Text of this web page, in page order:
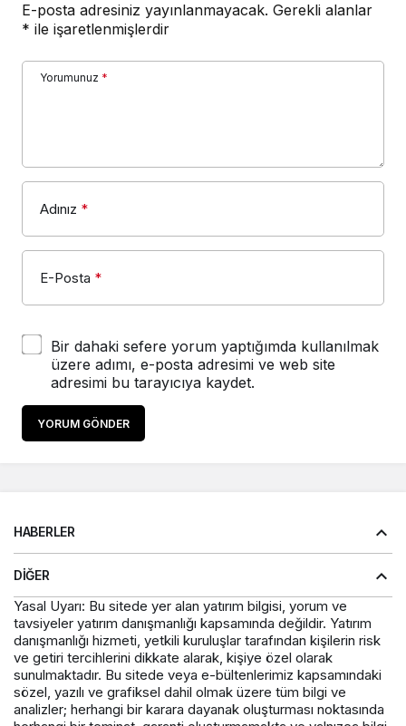
E-posta adresiniz yayınlanmayacak. Gerekli alanlar
* ile işaretlenmişlerdir
Yorumunuz *
Adınız *
E-Posta *
Bir dahaki sefere yorum yaptığımda kullanılmak
üzere adımı, e-posta adresimi ve web site
adresimi bu tarayıcıya kaydet.
YORUM GÖNDER
HABERLER
DIĞER
Yasal Uyarı: Bu sitede yer alan yatırım bilgisi, yorum ve
tavsiyeler yatırım danışmanlığı kapsamında değildir. Yatırım
danışmanlığı hizmeti, yetkili kuruluşlar tarafından kişilerin risk
ve getiri tercihlerini dikkate alarak, kişiye özel olarak
sunulmaktadır. Bu sitede veya e-bültenlerimiz kapsamındaki
sözel, yazılı ve grafiksel dahil olmak üzere tüm bilgi ve
analizler; herhangi bir karara dayanak oluşturması noktasında